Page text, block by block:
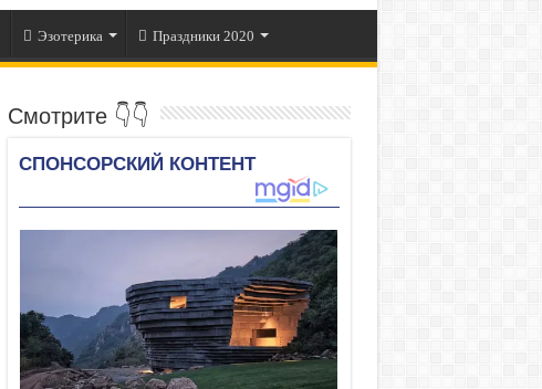
Эзотерика Праздники 2020
Смотрите 👇👇